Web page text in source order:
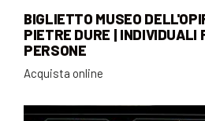
BIGLIETTO MUSEO
PIETRE DURE | INDIVIDUALI
PERSONE
Acquista online